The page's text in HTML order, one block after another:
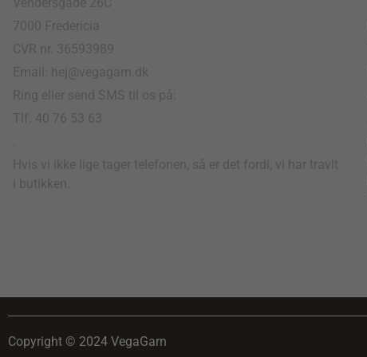
7000 Fredericia
CVR nr. 36593989
Email: hej@vegagarn.dk
Ring eller send SMS til os på:
Tlf. 40 76 53 63
Hvis vi ikke lige tager telefonen, så er det fordi, vi har travlt
i butikken.
Copyright © 2024 VegaGarn